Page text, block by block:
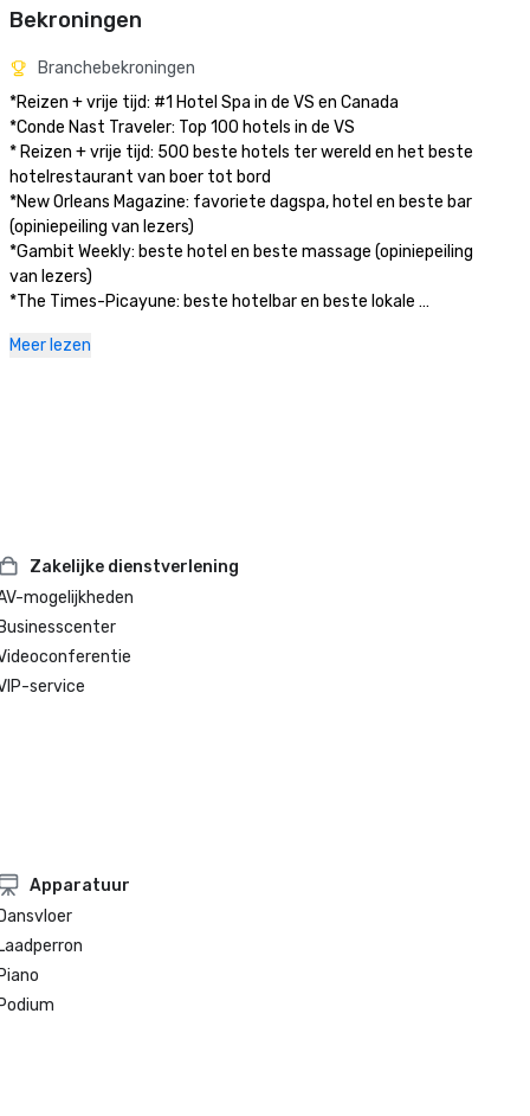
Bekroningen
Branchebekroningen
*Reizen + vrije tijd: #1 Hotel Spa in de VS en Canada
*Conde Nast Traveler: Top 100 hotels in de VS
* Reizen + vrije tijd: 500 beste hotels ter wereld en het beste
hotelrestaurant van boer tot bord
*New Orleans Magazine: favoriete dagspa, hotel en beste bar
(opiniepeiling van lezers)
*Gambit Weekly: beste hotel en beste massage (opiniepeiling
van lezers)
*The Times-Picayune: beste hotelbar en beste lokale
Meer lezen
Zakelijke dienstverlening
mogelijkheden
service
Apparatuur